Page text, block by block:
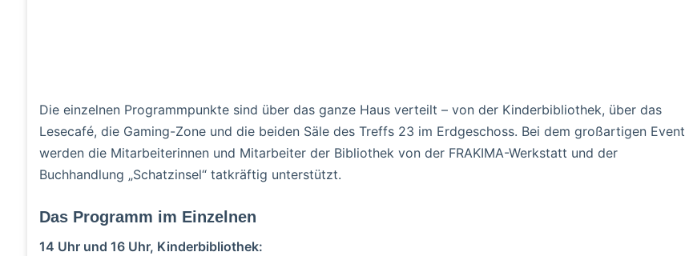
Die einzelnen Programmpunkte sind über das ganze Haus verteilt – von der Kinderbibliothek, über das
Lesecafé, die Gaming-Zone und die beiden Säle des Treffs 23 im Erdgeschoss. Bei dem großartigen Event
werden die Mitarbeiterinnen und Mitarbeiter der Bibliothek von der FRAKIMA-Werkstatt und der
Buchhandlung „Schatzinsel“ tatkräftig unterstützt.
Das Programm im Einzelnen
14 Uhr und 16 Uhr, Kinderbibliothek: